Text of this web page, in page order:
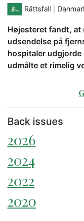
Rättsfall |
Højesteret fandt,
udsendelse på
hospitaler
udmålte et rimelig
Back issues
2026
2024
2022
2020